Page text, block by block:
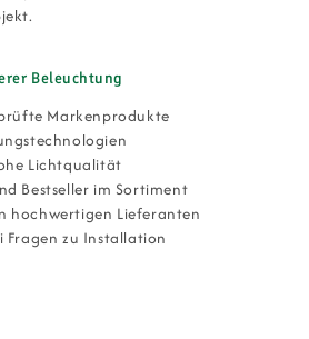
Beleuchtung
Markenprodukte
Lichtqualität
Bestseller im Sortiment
hochwertigen Lieferanten
Fragen zu Installation